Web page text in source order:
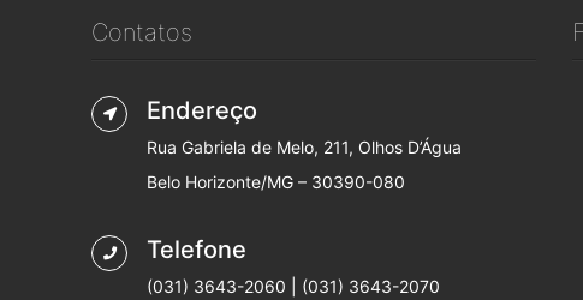
Contatos
Endereço
Rua Gabriela de Melo, 211, Olhos D’Água
Belo Horizonte/MG – 30390-080
Telefone
(031) 3643-2060 | (031) 3643-2070